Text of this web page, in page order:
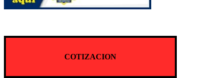
COTIZACION